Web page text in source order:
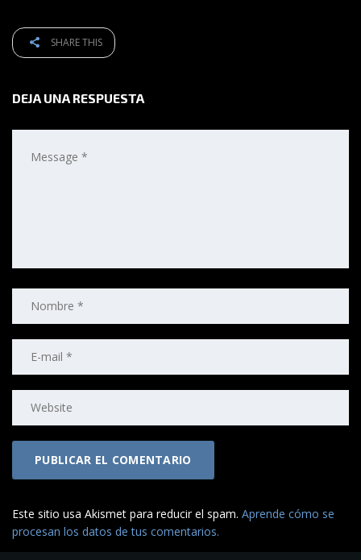
SHARE THIS
DEJA UNA RESPUESTA
Este sitio usa Akismet para reducir el spam. Aprende cómo se
procesan los datos de tus comentarios.